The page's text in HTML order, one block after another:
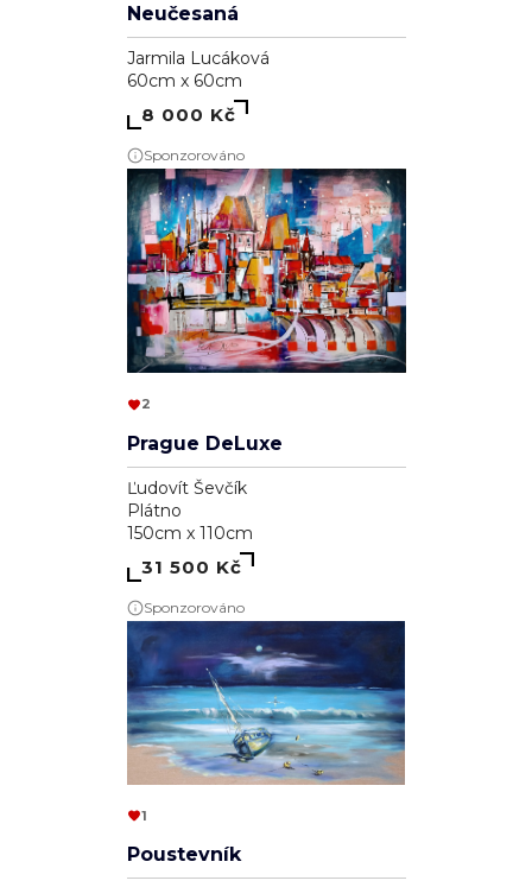
Neučesaná
Jarmila Lucáková
60cm x 60cm
8 000 Kč
Sponzorováno
2
Prague DeLuxe
Ľudovít Ševčík
Plátno
150cm x 110cm
31 500 Kč
Sponzorováno
1
Poustevník